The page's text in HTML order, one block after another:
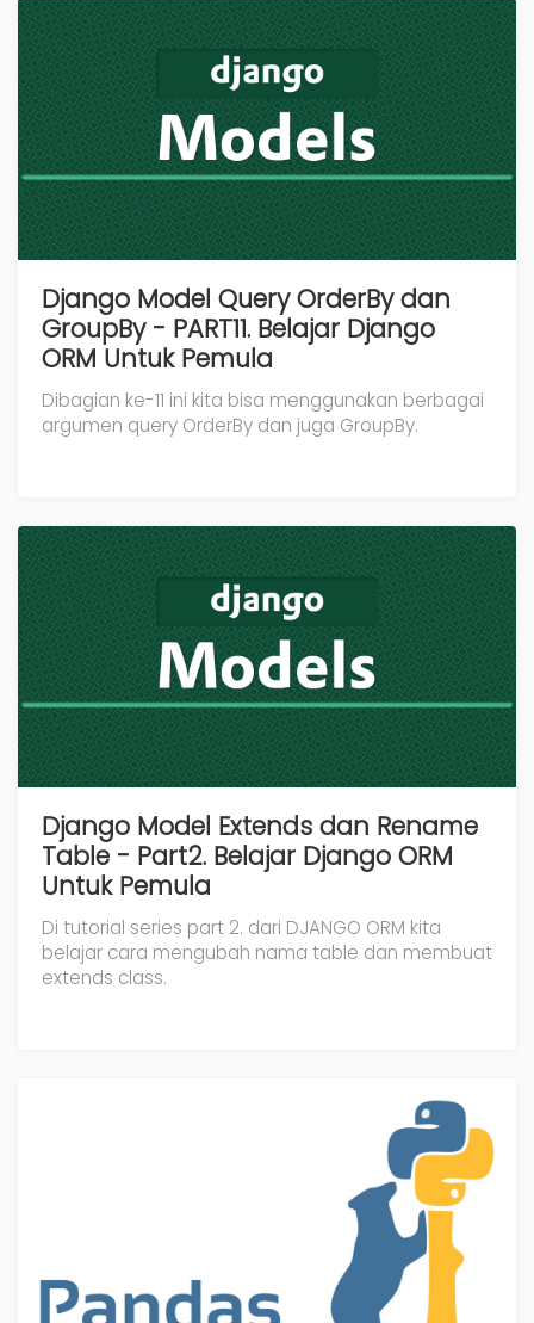
Django Model Query OrderBy dan
GroupBy - PART11. Belajar Django
ORM Untuk Pemula
Dibagian ke-11 ini kita bisa menggunakan berbagai
argumen query OrderBy dan juga GroupBy.
Django Model Extends dan Rename
Table - Part2. Belajar Django ORM
Untuk Pemula
Di tutorial series part 2. dari DJANGO ORM kita
belajar cara mengubah nama table dan membuat
extends class.